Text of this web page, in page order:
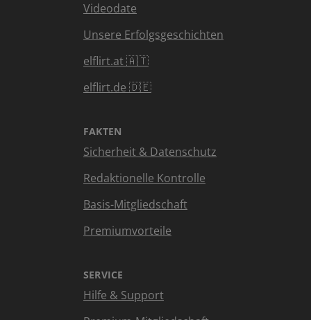
Videodate
Unsere Erfolgsgeschichten
elflirt.at 🇦🇹
elflirt.de 🇩🇪
FAKTEN
Sicherheit & Datenschutz
Redaktionelle Kontrolle
Basis-Mitgliedschaft
Premiumvorteile
SERVICE
Hilfe & Support